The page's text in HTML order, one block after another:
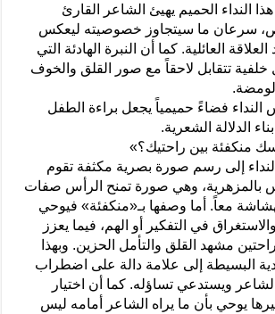
النداء الحميم يهيئ الشاعر القارئ
سرعان ما سيتجاوز خصوصيته ليعكس
العائلية. كما أن النبرة الهادئة التي
خلفية تتقابل لاحقاً مع صور القلق والخوف
فضاءً حميمياً يجعل براءة الطفل
الدلالة الشعرية.
إلى رسم صورة بصرية مكثفة تقوم
بالمزهرية، وهي صورة تمنح الرأس صفات
معاً. أما وصفها بـ«منكفئة» فيوحي
في التفكير أو الهم، فيما يعزز
مشهد القلق والتأمل الحزين. وبهذا
البسيطة إلى علامة دالة على اضطراب
ويستدعي تساؤله. كما أن اختيار
يوحي بأن ما يراه الشاعر أمامه ليس